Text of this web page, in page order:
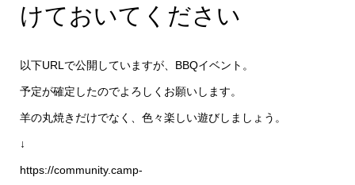
けておいてください
以下URLで公開していますが、BBQイベント。
予定が確定したのでよろしくお願いします。
羊の丸焼きだけでなく、色々楽しい遊びしましょう。
↓
https://community.camp-